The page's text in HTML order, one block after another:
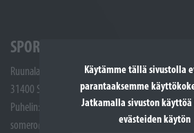
Käytämme tällä sivustolla
parantaaksemme
Jatkamalla sivuston käyttöä
evästeiden käytön
SPORTTIKONE SOMERO
Ruunalantie 5
31400 Somero
Puhelin: (02) 748 9300
somero@sporttikone.fi